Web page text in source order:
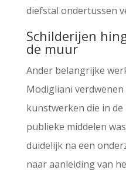
diefstal ondertussen
Schilderijen
de muur
Ander belangrijke
Modigliani
kunstwerken die in
publieke middelen
duidelijk na een
naar aanleiding van